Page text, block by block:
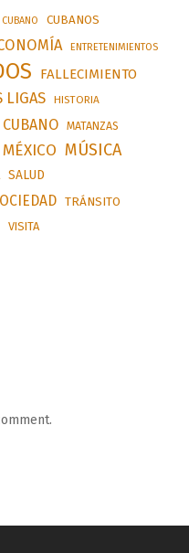
CUBANO CUBANOS
ENTRETENIMIENTOS
FALLECIMIENTO
LIGAS HISTORIA
CUBANO MATANZAS
MÉXICO MÚSICA
SALUD
TRÁNSITO
VISITA